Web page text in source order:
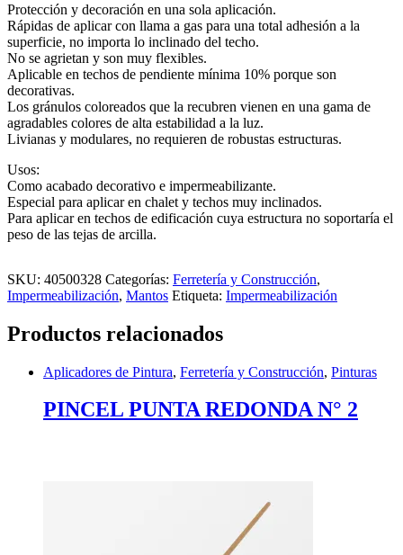
Protección y decoración en una sola aplicación.
Rápidas de aplicar con llama a gas para una total adhesión a la
superficie, no importa lo inclinado del techo.
No se agrietan y son muy flexibles.
Aplicable en techos de pendiente mínima 10% porque son
decorativas.
Los gránulos coloreados que la recubren vienen en una gama de
agradables colores de alta estabilidad a la luz.
Livianas y modulares, no requieren de robustas estructuras.
Usos:
Como acabado decorativo e impermeabilizante.
Especial para aplicar en chalet y techos muy inclinados.
Para aplicar en techos de edificación cuya estructura no soportaría el
peso de las tejas de arcilla.
SKU: 40500328 Categorías: Ferretería y Construcción,
Impermeabilización, Mantos Etiqueta: Impermeabilización
Productos relacionados
Aplicadores de Pintura, Ferretería y Construcción, Pinturas
PINCEL PUNTA REDONDA N° 2